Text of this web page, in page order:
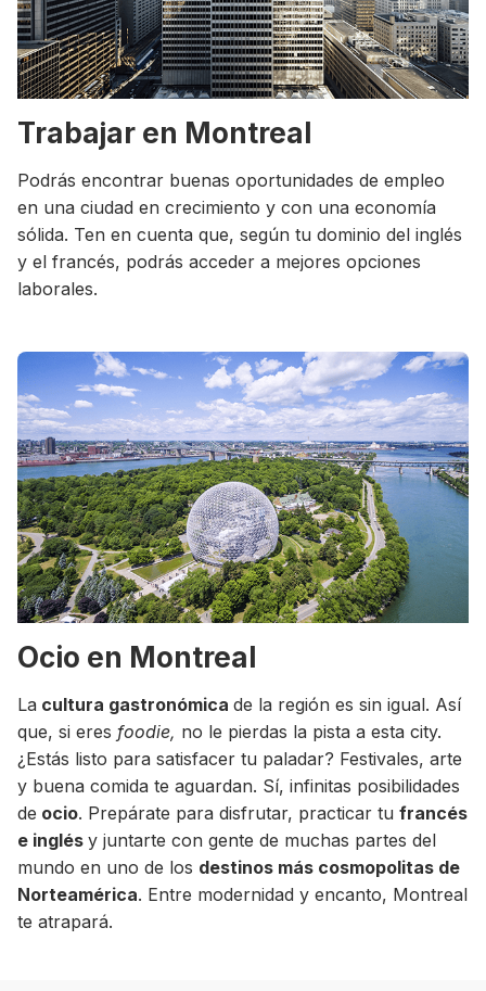
Trabajar en Montreal
Podrás encontrar buenas oportunidades de empleo
en una ciudad en crecimiento y con una economía
sólida. Ten en cuenta que, según tu dominio del inglés
y el francés, podrás acceder a mejores opciones
laborales.
Ocio en Montreal
La cultura gastronómica de la región es sin igual. Así
que, si eres foodie, no le pierdas la pista a esta city.
¿Estás listo para satisfacer tu paladar? Festivales, arte
y buena comida te aguardan. Sí, infinitas posibilidades
de ocio. Prepárate para disfrutar, practicar tu francés
e inglés y juntarte con gente de muchas partes del
mundo en uno de los destinos más cosmopolitas de
Norteamérica. Entre modernidad y encanto, Montreal
te atrapará.